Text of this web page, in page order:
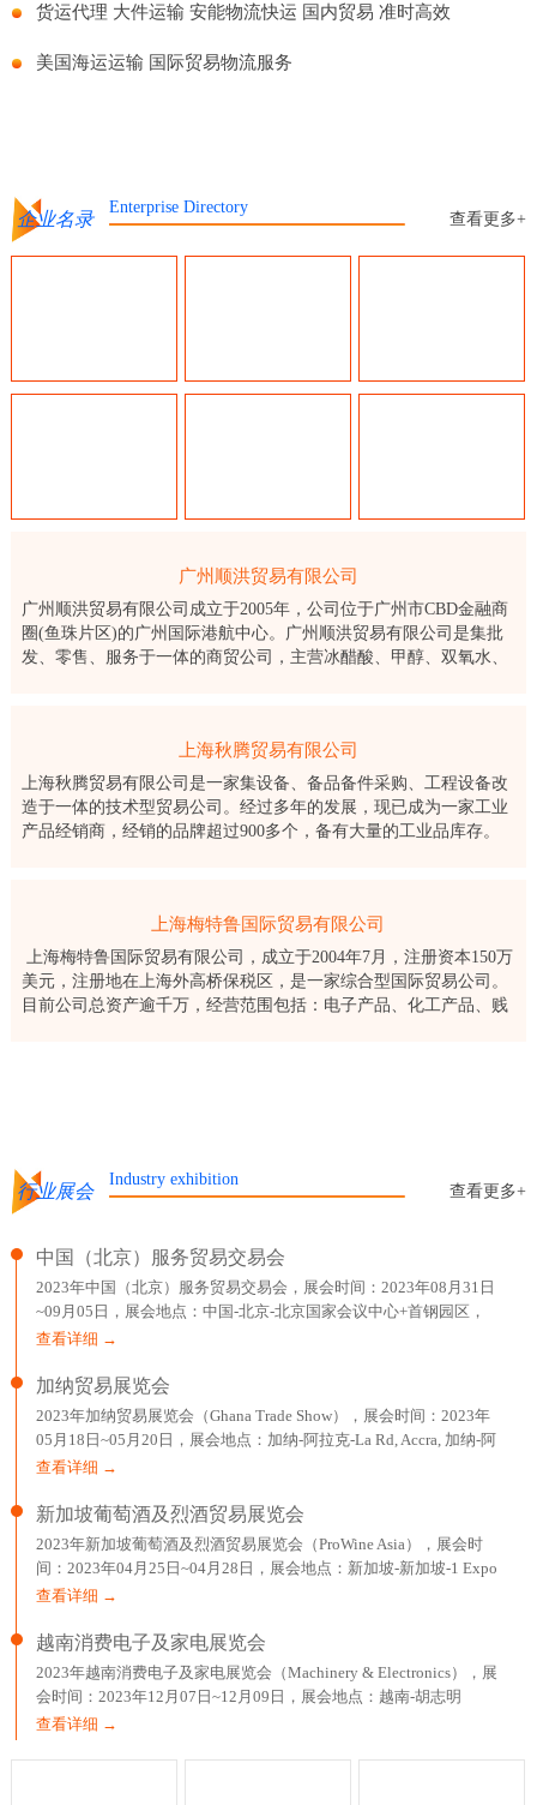
货运代理 大件运输 安能物流快运 国内贸易 准时高效
美国海运运输 国际贸易物流服务
企业名录
Enterprise Directory
查看更多+
广州顺洪贸易有限公司
广州顺洪贸易有限公司成立于2005年，公司位于广州市CBD金融商
圈(鱼珠片区)的广州国际港航中心。广州顺洪贸易有限公司是集批
发、零售、服务于一体的商贸公司，主营冰醋酸、甲醇、双氧水、
上海秋腾贸易有限公司
上海秋腾贸易有限公司是一家集设备、备品备件采购、工程设备改
造于一体的技术型贸易公司。经过多年的发展，现已成为一家工业
产品经销商，经销的品牌超过900多个，备有大量的工业品库存。
上海梅特鲁国际贸易有限公司
上海梅特鲁国际贸易有限公司，成立于2004年7月，注册资本150万
美元，注册地在上海外高桥保税区，是一家综合型国际贸易公司。
目前公司总资产逾千万，经营范围包括：电子产品、化工产品、贱
行业展会
Industry exhibition
查看更多+
中国（北京）服务贸易交易会
2023年中国（北京）服务贸易交易会，展会时间：2023年08月31日
~09月05日，展会地点：中国-北京-北京国家会议中心+首钢园区，
主办方：中华人民共和国商务部、北京市人民政府，举办
查看详细 →
加纳贸易展览会
2023年加纳贸易展览会（Ghana Trade Show），展会时间：2023年
05月18日~05月20日，展会地点：加纳-阿拉克-La Rd, Accra, 加纳-阿
克拉国际贸易展览中心，主办方：EXPOMAG，举办周期：一年一
查看详细 →
新加坡葡萄酒及烈酒贸易展览会
2023年新加坡葡萄酒及烈酒贸易展览会（ProWine Asia），展会时
间：2023年04月25日~04月28日，展会地点：新加坡-新加坡-1 Expo
Drive Singapore 486150 Singapore-新加坡博览中心，主办方：英富
查看详细 →
越南消费电子及家电展览会
2023年越南消费电子及家电展览会（Machinery & Electronics），展
会时间：2023年12月07日~12月09日，展会地点：越南-胡志明
市-799 Nguyen Van Linh,Tan Phu Ward,Dist 7-胡志明西贡会展中心，
查看详细 →